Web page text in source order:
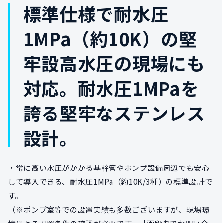
標準仕様で耐水圧
1MPa（約10K）の堅
牢設高水圧の現場にも
対応。耐水圧1MPaを
誇る堅牢なステンレス
設計。
・常に高い水圧がかかる基幹管やポンプ設備周辺でも安心
して導入できる、耐水圧1MPa（約10K/3種）の標準設計で
す。
（※ポンプ室等での設置実績も多数ございますが、現場環